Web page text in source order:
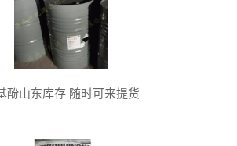
酚山东库存 随时可来提货